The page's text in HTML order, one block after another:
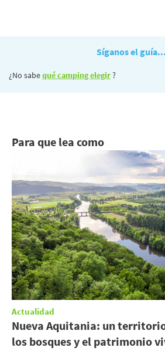
Síganos el guía...
¿No sabequé camping elegir?
Para que lea como
Actualidad
Nueva Aquitania: un
los bosques y el patrimonio